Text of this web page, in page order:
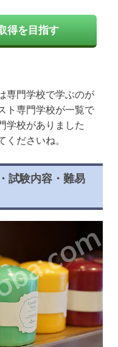
得を目指す
専門学校で学ぶのが
ト専門学校が一覧で
学校がありました
くださいね。
試験内容・難易